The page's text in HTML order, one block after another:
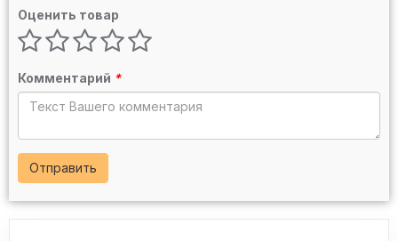
Оценить товар
Комментарий *
Отправить